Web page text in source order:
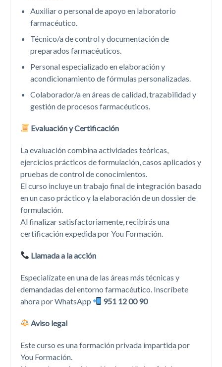
Auxiliar o personal de apoyo en laboratorio
farmacéutico.
Técnico/a de control y documentación de
preparados farmacéuticos.
Personal especializado en elaboración y
acondicionamiento de fórmulas personalizadas.
Colaborador/a en áreas de calidad, trazabilidad y
gestión de procesos farmacéuticos.
Evaluación y Certificación
La evaluación combina actividades teóricas,
ejercicios prácticos de formulación, casos aplicados y
pruebas de control de conocimientos.
El curso incluye un trabajo final de integración basado
en un caso práctico y la elaboración de un dossier de
formulación.
Al finalizar satisfactoriamente, recibirás una
certificación expedida por You Formación.
Llamada a la acción
Especialízate en una de las áreas más técnicas y
demandadas del entorno farmacéutico. Inscríbete
ahora por WhatsApp
951 12 00 90
Aviso legal
Este curso es una formación privada impartida por
You Formación.